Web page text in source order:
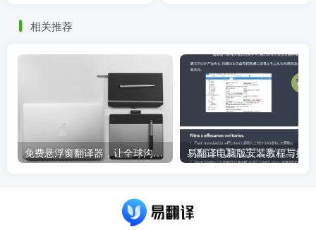
相关推荐
免费悬浮窗翻译器，让全球沟通无障碍！